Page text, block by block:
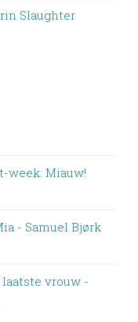
Slaughter
week: Miauw!
- Samuel Bjørk
vrouw -